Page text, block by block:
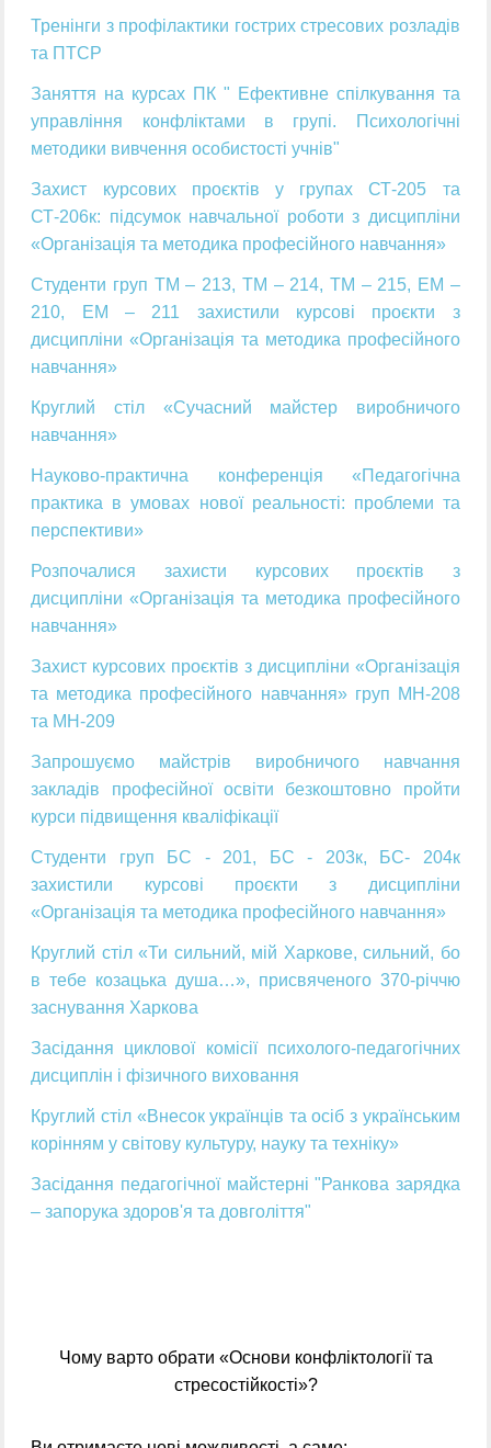
Тренінги з профілактики гострих стресових розладів
та ПТСР
Заняття на курсах ПК " Ефективне спілкування та
управління конфліктами в групі. Психологічні
методики вивчення особистості учнів"
Захист курсових проєктів у групах СТ-205 та
СТ-206к: підсумок навчальної роботи з дисципліни
«Організація та методика професійного навчання»
Студенти груп ТМ – 213, ТМ – 214, ТМ – 215, ЕМ –
210, ЕМ – 211 захистили курсові проєкти з
дисципліни «Організація та методика професійного
навчання»
Круглий стіл «Сучасний майстер виробничого
навчання»
Науково-практична конференція «Педагогічна
практика в умовах нової реальності: проблеми та
перспективи»
Розпочалися захисти курсових проєктів з
дисципліни «Організація та методика професійного
навчання»
Захист курсових проєктів з дисципліни «Організація
та методика професійного навчання» груп МН-208
та МН-209
Запрошуємо майстрів виробничого навчання
закладів професійної освіти безкоштовно пройти
курси підвищення кваліфікації
Студенти груп БС - 201, БС - 203к, БС- 204к
захистили курсові проєкти з дисципліни
«Організація та методика професійного навчання»
Круглий стіл «Ти сильний, мій Харкове, сильний, бо
в тебе козацька душа…», присвяченого 370-річчю
заснування Харкова
Засідання циклової комісії психолого-педагогічних
дисциплін і фізичного виховання
Круглий стіл «Внесок українців та осіб з українським
корінням у світову культуру, науку та техніку»
Засідання педагогічної майстерні "Ранкова зарядка
– запорука здоров'я та довголіття"
Чому варто обрати «Основи конфліктології та
стресостійкості»?